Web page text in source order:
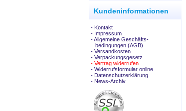
Kundeninformationen
- Kontakt
- Impressum
- Allgemeine Geschäfts-
bedingungen (AGB)
- Versandkosten
- Verpackungsgesetz
- Vertrag widerrufen
- Widerrufsformular online
- Datenschutzerklärung
- News-Archiv